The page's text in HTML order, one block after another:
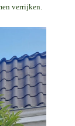
verrijken.